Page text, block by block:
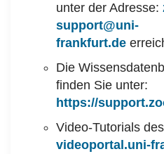
unter der Adresse:
support@uni-
frankfurt.de
Die
finden Sie unter:
https://
Video-Tutorials
videoportal.uni-